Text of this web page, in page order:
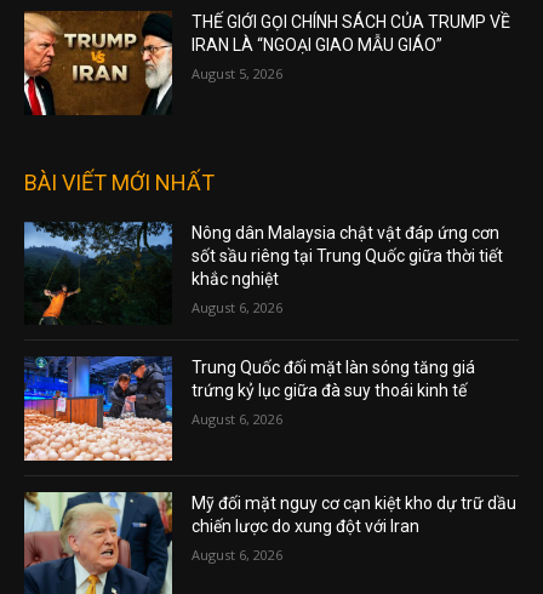
THẾ GIỚI GỌI CHÍNH SÁCH CỦA TRUMP VỀ
IRAN LÀ “NGOẠI GIAO MẪU GIÁO”
August 5, 2026
BÀI VIẾT MỚI NHẤT
Nông dân Malaysia chật vật đáp ứng cơn
sốt sầu riêng tại Trung Quốc giữa thời tiết
khắc nghiệt
August 6, 2026
Trung Quốc đối mặt làn sóng tăng giá
trứng kỷ lục giữa đà suy thoái kinh tế
August 6, 2026
Mỹ đối mặt nguy cơ cạn kiệt kho dự trữ dầu
chiến lược do xung đột với Iran
August 6, 2026